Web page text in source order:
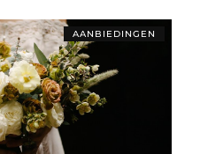
AANBIEDINGEN